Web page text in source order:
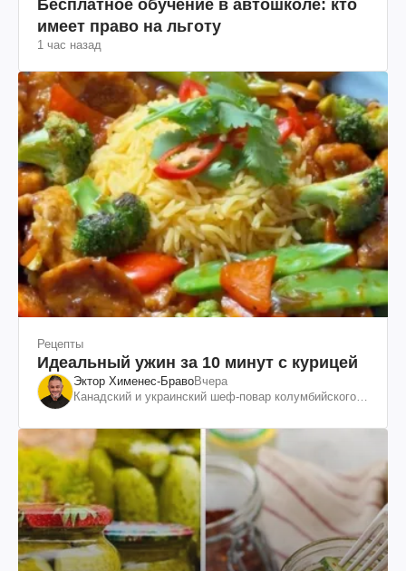
Бесплатное обучение в автошколе: кто
имеет право на льготу
1 час назад
Рецепты
Идеальный ужин за 10 минут с курицей
Эктор Хименес-БравоВчера
Канадский и украинский шеф-повар колумбийского